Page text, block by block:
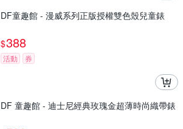
DF童趣館 - 漫威系列正版授權雙色殼兒童錶
$388
活動 券
DF 童趣館 - 迪士尼經典玫瑰金超薄時尚織帶錶